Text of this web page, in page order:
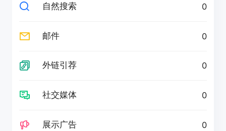
自然搜索 0
邮件 0
外链引荐 0
社交媒体 0
展示广告 0